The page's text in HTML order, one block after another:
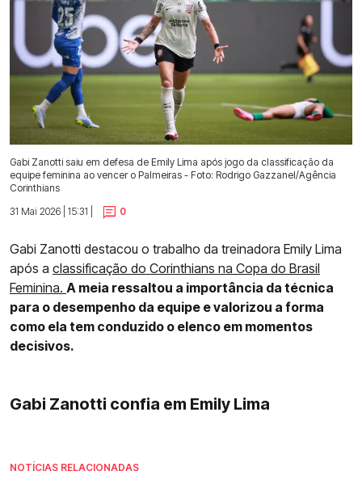
Gabi Zanotti saiu em defesa de Emily Lima após jogo da classificação da
equipe feminina ao vencer o Palmeiras - Foto: Rodrigo Gazzanel/Agência
Corinthians
31 Mai 2026 | 15:31 |
0
Gabi Zanotti destacou o trabalho da treinadora Emily Lima
após a classificação do Corinthians na Copa do Brasil
Feminina. A meia ressaltou a importância da técnica
para o desempenho da equipe e valorizou a forma
como ela tem conduzido o elenco em momentos
decisivos.
Gabi Zanotti confia em Emily Lima
NOTÍCIAS RELACIONADAS